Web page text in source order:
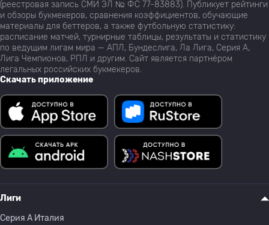
(реестровая запись СМИ ЭЛ № ФС 77-83883). Публикует рейтинги
и обзоры букмекеров, сравнения коэффициентов, обучающие
материалы для беттеров, а также футбольную статистику:
расписание матчей, турнирные таблицы, результаты и статистику
по ведущим лигам мира — АПЛ, Бундеслига, Ла Лига, Серия А,
Лига Чемпионов, РПЛ и другим. Сайт является партнёром
легальных российских букмекеров.
Скачать приложение
Лиги
Серия A Италия